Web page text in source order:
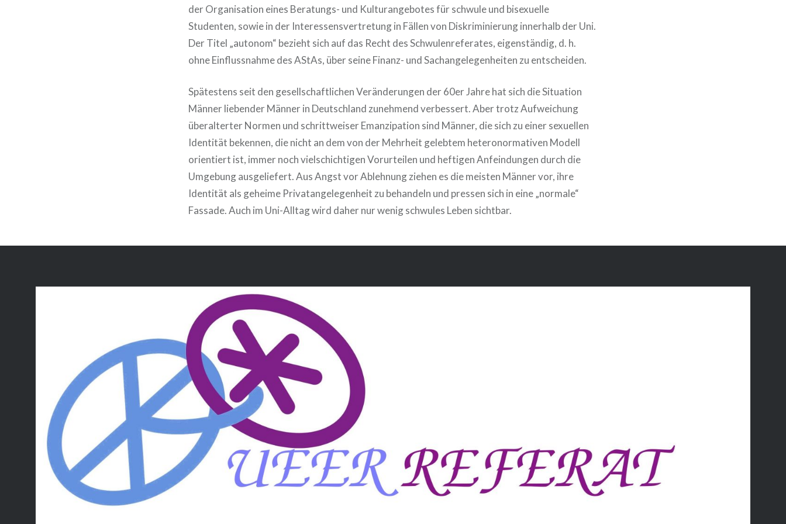
der Organisation eines Beratungs- und Kulturangebotes für schwule und bisexuelle
Studenten, sowie in der Interessensvertretung in Fällen von Diskriminierung innerhalb der Uni.
Der Titel „autonom“ bezieht sich auf das Recht des Schwulenreferates, eigenständig, d. h.
ohne Einflussnahme des AStAs, über seine Finanz- und Sachangelegenheiten zu entscheiden.
Spätestens seit den gesellschaftlichen Veränderungen der 60er Jahre hat sich die Situation
Männer liebender Männer in Deutschland zunehmend verbessert. Aber trotz Aufweichung
überalterter Normen und schrittweiser Emanzipation sind Männer, die sich zu einer sexuellen
Identität bekennen, die nicht an dem von der Mehrheit gelebtem heteronormativen Modell
orientiert ist, immer noch vielschichtigen Vorurteilen und heftigen Anfeindungen durch die
Umgebung ausgeliefert. Aus Angst vor Ablehnung ziehen es die meisten Männer vor, ihre
Identität als geheime Privatangelegenheit zu behandeln und pressen sich in eine „normale“
Fassade. Auch im Uni-Alltag wird daher nur wenig schwules Leben sichtbar.